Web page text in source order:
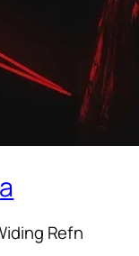
Refn